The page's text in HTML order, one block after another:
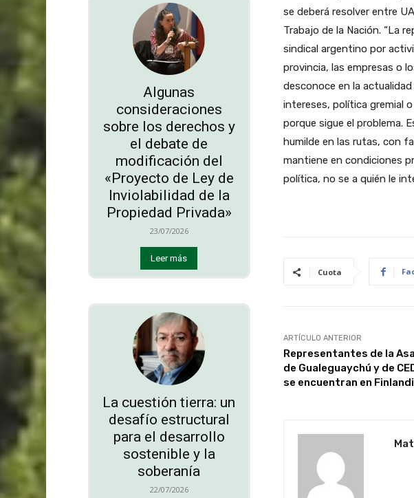
Algunas
consideraciones
sobre los derechos y
el debate de
modificación del
«Proyecto de Ley de
Inviolabilidad de la
Propiedad Privada»
23/07/2026
Leer más
La cuestión tierra: un
desafío estructural
para el desarrollo
sostenible y la
soberanía
22/07/2026
se deberá resolver entre
Trabajo de la Nación. “La
sindical argentino por
provincia, las empresas o
desconoce en la
intereses, política gremial
porque sigue el problema.
humilde en las rutas, con
mantiene en condiciones
política, no se a quién le
Cuota
ARTÍCULO ANTERIOR
Representantes de la
de Gualeguaychú y de
se encuentran en